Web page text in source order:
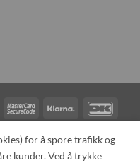
MasterCardMasterCard
2
Klarna
OSS OM OSS
for å spore trafikk og
kunder. Ved å trykke